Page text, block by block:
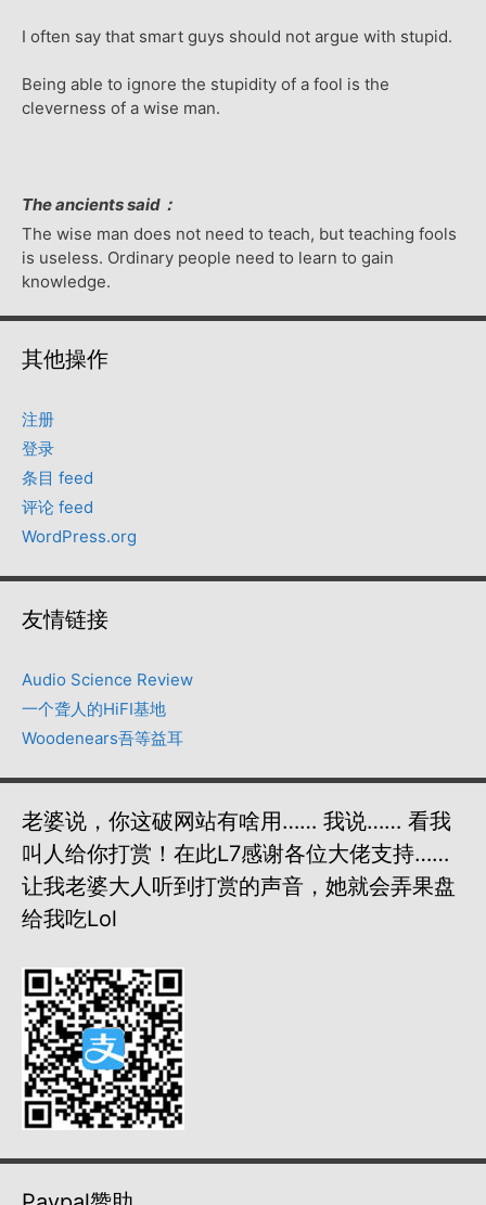
I often say that smart guys should not argue with stupid.
Being able to ignore the stupidity of a fool is the
cleverness of a wise man.
The ancients said：
The wise man does not need to teach, but teaching fools
is useless. Ordinary people need to learn to gain
knowledge.
其他操作
注册
登录
条目 feed
评论 feed
WordPress.org
友情链接
Audio Science Review
一个聋人的HiFI基地
Woodenears吾等益耳
老婆说，你这破网站有啥用…… 我说…… 看我
叫人给你打赏！在此L7感谢各位大佬支持……
让我老婆大人听到打赏的声音，她就会弄果盘
给我吃lol